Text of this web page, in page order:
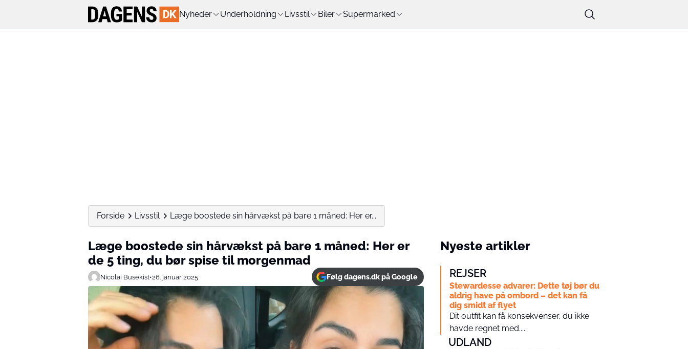
Nyheder Underholdning Livsstil Biler Supermarked
Forside Livsstil Læge boostede sin hårvækst på bare 1 måned: Her er...
Læge boostede sin hårvækst på bare 1 måned: Her er
de 5 ting, du bør spise til morgenmad
Nicolai Busekist•26. januar 2025 Følg dagens.dk på Google
Nyeste artikler
REJSER
Stewardesse advarer: Dette tøj bør du
aldrig have på ombord – det kan få
dig smidt af flyet
Dit outfit kan få konsekvenser, du ikke
havde regnet med....
UDLAND